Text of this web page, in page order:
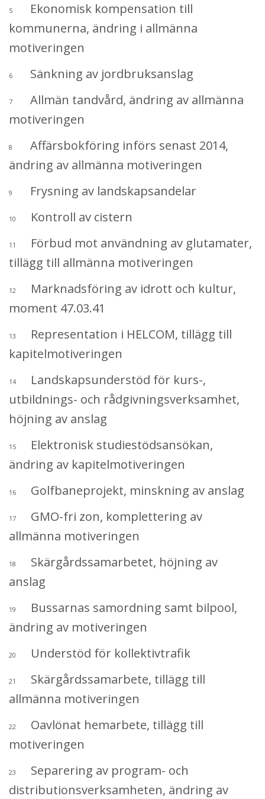
5
Ekonomisk kompensation till
kommunerna, ändring i allmänna
motiveringen
6 Sänkning av jordbruksanslag
7
Allmän tandvård, ändring av allmänna
motiveringen
8
Affärsbokföring införs senast 2014,
ändring av allmänna motiveringen
9 Frysning av landskapsandelar
10 Kontroll av cistern
11
Förbud mot användning av glutamater,
tillägg till allmänna motiveringen
12
Marknadsföring av idrott och kultur,
moment 47.03.41
13
Representation i HELCOM, tillägg till
kapitelmotiveringen
14
Landskapsunderstöd för kurs-,
utbildnings- och rådgivningsverksamhet,
höjning av anslag
15
Elektronisk studiestödsansökan,
ändring av kapitelmotiveringen
16 Golfbaneprojekt, minskning av anslag
17
GMO-fri zon, komplettering av
allmänna motiveringen
18
Skärgårdssamarbetet, höjning av
anslag
19
Bussarnas samordning samt bilpool,
ändring av motiveringen
20 Understöd för kollektivtrafik
21
Skärgårdssamarbete, tillägg till
allmänna motiveringen
22
Oavlönat hemarbete, tillägg till
motiveringen
23
Separering av program- och
distributionsverksamheten, ändring av